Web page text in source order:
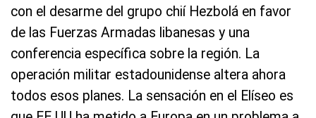
con el desarme del grupo chií Hezbolá en favor
de las Fuerzas Armadas libanesas y una
conferencia específica sobre la región. La
operación militar estadounidense altera ahora
todos esos planes. La sensación en el Elíseo es